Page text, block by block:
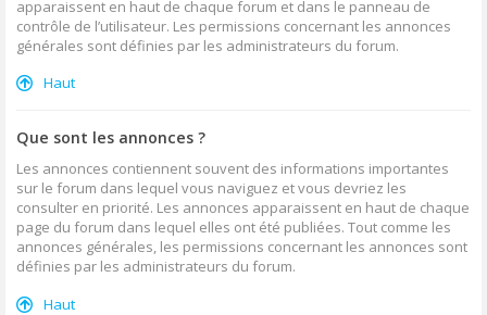
apparaissent en haut de chaque forum et dans le panneau de
contrôle de l’utilisateur. Les permissions concernant les annonces
générales sont définies par les administrateurs du forum.
Haut
Que sont les annonces ?
Les annonces contiennent souvent des informations importantes
sur le forum dans lequel vous naviguez et vous devriez les
consulter en priorité. Les annonces apparaissent en haut de chaque
page du forum dans lequel elles ont été publiées. Tout comme les
annonces générales, les permissions concernant les annonces sont
définies par les administrateurs du forum.
Haut